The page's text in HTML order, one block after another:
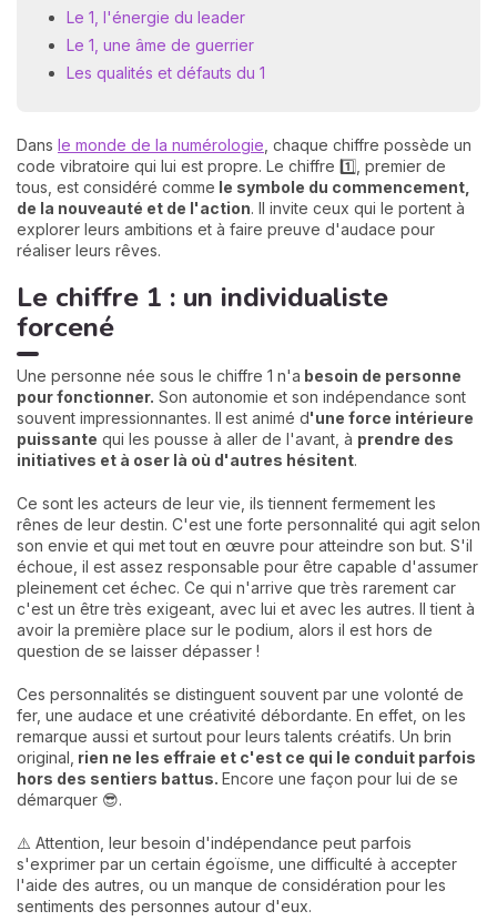
Le 1, l'énergie du leader
Le 1, une âme de guerrier
Les qualités et défauts du 1
Dans le monde de la numérologie , chaque chiffre possède un
code vibratoire qui lui est propre. Le chiffre 1️⃣, premier de
tous, est considéré comme le symbole du commencement,
de la nouveauté et de l'action. Il invite ceux qui le portent à
explorer leurs ambitions et à faire preuve d'audace pour
réaliser leurs rêves.
Le chiffre 1 : un individualiste
forcené
Une personne née sous le chiffre 1 n'a besoin de personne
pour fonctionner. Son autonomie et son indépendance sont
souvent impressionnantes. Il est animé d'une force intérieure
puissante qui les pousse à aller de l'avant, à prendre des
initiatives et à oser là où d'autres hésitent.
Ce sont les acteurs de leur vie, ils tiennent fermement les
rênes de leur destin. C'est une forte personnalité qui agit selon
son envie et qui met tout en œuvre pour atteindre son but. S'il
échoue, il est assez responsable pour être capable d'assumer
pleinement cet échec. Ce qui n'arrive que très rarement car
c'est un être très exigeant, avec lui et avec les autres. Il tient à
avoir la première place sur le podium, alors il est hors de
question de se laisser dépasser !
Ces personnalités se distinguent souvent par une volonté de
fer, une audace et une créativité débordante. En effet, on les
remarque aussi et surtout pour leurs talents créatifs. Un brin
original, rien ne les effraie et c'est ce qui le conduit parfois
hors des sentiers battus. Encore une façon pour lui de se
démarquer 😎.
⚠️ Attention, leur besoin d'indépendance peut parfois
s'exprimer par un certain égoïsme, une difficulté à accepter
l'aide des autres, ou un manque de considération pour les
sentiments des personnes autour d'eux.